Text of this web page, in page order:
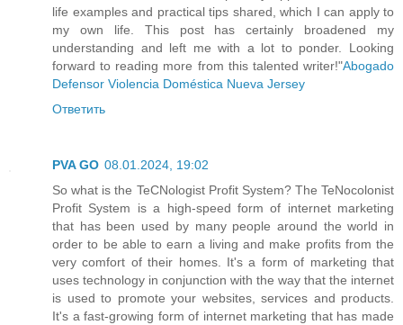
life examples and practical tips shared, which I can apply to
my own life. This post has certainly broadened my
understanding and left me with a lot to ponder. Looking
forward to reading more from this talented writer!"Abogado
Defensor Violencia Doméstica Nueva Jersey
Ответить
PVA GO 08.01.2024, 19:02
So what is the TeCNologist Profit System? The TeNocolonist
Profit System is a high-speed form of internet marketing
that has been used by many people around the world in
order to be able to earn a living and make profits from the
very comfort of their homes. It's a form of marketing that
uses technology in conjunction with the way that the internet
is used to promote your websites, services and products.
It's a fast-growing form of internet marketing that has made